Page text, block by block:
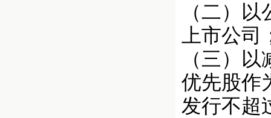
（二）
上市公司
（三）
优先股作
发行不超